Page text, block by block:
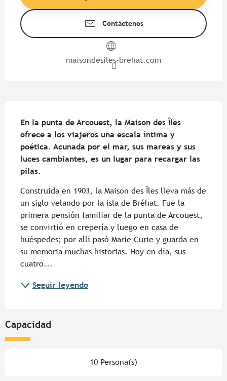
Contáctenos
maisondesiles-brehat.com
En la punta de Arcouest, la Maison des Îles
ofrece a los viajeros una escala íntima y
poética. Acunada por el mar, sus mareas y sus
luces cambiantes, es un lugar para recargar las
pilas.
Construida en 1903, la Maison des Îles lleva más de
un siglo velando por la isla de Bréhat. Fue la
primera pensión familiar de la punta de Arcouest,
se convirtió en crepería y luego en casa de
huéspedes; por allí pasó Marie Curie y guarda en
su memoria muchas historias. Hoy en día, sus
cuatro...
Seguir leyendo
Capacidad
10 Persona(s)